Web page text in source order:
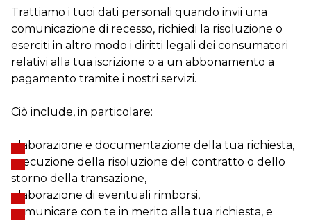
Trattiamo i tuoi dati personali quando invii una
comunicazione di recesso, richiedi la risoluzione o
eserciti in altro modo i diritti legali dei consumatori
relativi alla tua iscrizione o a un abbonamento a
pagamento tramite i nostri servizi.
Ciò include, in particolare:
elaborazione e documentazione della tua richiesta,
esecuzione della risoluzione del contratto o dello
storno della transazione,
elaborazione di eventuali rimborsi,
comunicare con te in merito alla tua richiesta, e